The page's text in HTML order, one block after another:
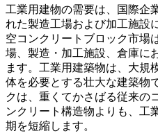
工業用建物の需要は、国際企
れた製造工場および加工施設
空コンクリートブロック市場
場、製造・加工施設、倉庫に
ます。工業用建築物は、大規
体を必要とする壮大な建築物
クは、重くてかさばる従来の
ンクリート構造物よりも、工
期を短縮します。